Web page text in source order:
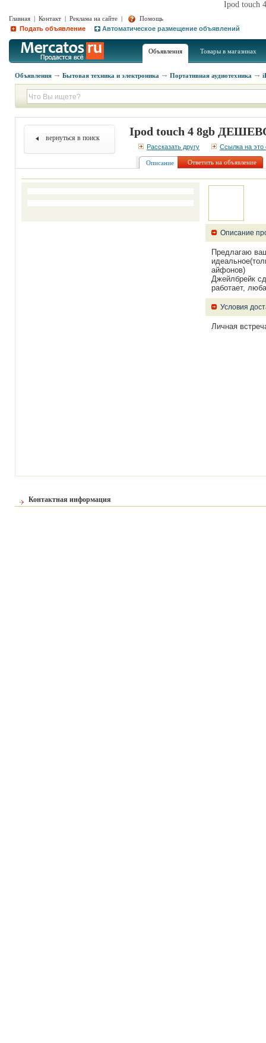
Ipod
Главная | Контакт | Реклама на сайте |
Помощь
Подать объявление
Автоматическое размещение объявлений
Объявления Товары в магазинах
Объявления Бытовая техника и электроника Портативная аудиотехника
вернуться в поиск Ipod touch 4 8gb
Рассказать другу Ссылка на это
Описание Ответить на объявление
Описание
Предлагаю
айфонов)
Джейлбрейк
работает,
Условия
Личная
Контактная информация